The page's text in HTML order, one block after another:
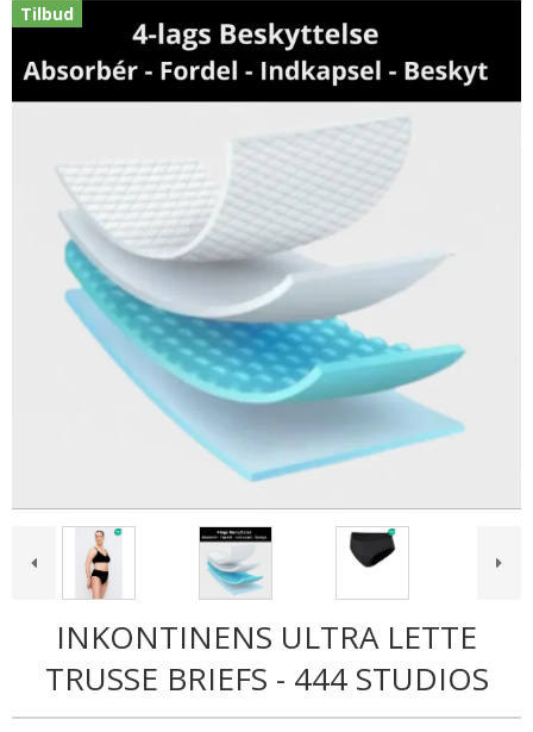
Tilbud
INKONTINENS ULTRA LETTE
TRUSSE BRIEFS - 444 STUDIOS